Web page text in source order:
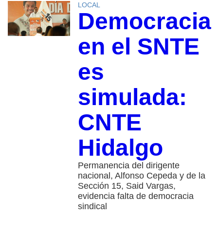
LOCAL
Democracia
en el SNTE
es
simulada:
CNTE
Hidalgo
Permanencia del dirigente
nacional, Alfonso Cepeda y de la
Sección 15, Said Vargas,
evidencia falta de democracia
sindical